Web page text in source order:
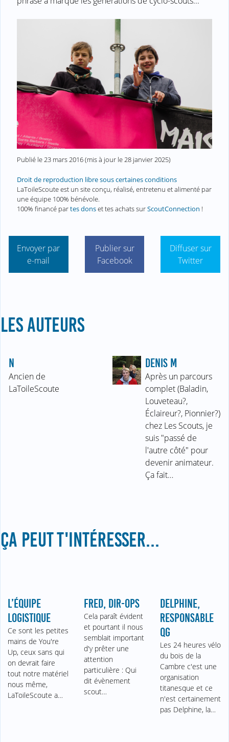
Publié le23 mars 2016(mis à jour le28 janvier 2025)
Droit de reproduction libre sous certaines conditions
LaToileScoute est un site conçu, réalisé, entretenu et alimenté par
une équipe 100% bénévole.
100% financé partes donset tes achats surScoutConnection !
Envoyer par
e-mail
Publier sur
Facebook
Diffuser sur
Twitter
LES AUTEURS
N
Ancien de
LaToileScoute
DENIS M
Après un parcours
complet (Baladin,
Louveteau?,
Éclaireur?, Pionnier?)
chez Les Scouts, je
suis "passé de
l'autre côté" pour
devenir animateur.
Ça fait…
ÇA PEUT T'INTÉRESSER...
L’ÉQUIPE
LOGISTIQUE
Ce sont les petites
mains de You're
Up, ceux sans qui
on devrait faire
tout notre matériel
nous même,
LaToileScoute a…
FRED, DIR-OPS
Cela paraît évident
et pourtant il nous
semblait important
d'y prêter une
attention
particulière : Qui
dit évènement
scout…
DELPHINE,
RESPONSABLE
QG
Les 24 heures vélo
du bois de la
Cambre c'est une
organisation
titanesque et ce
n'est certainement
pas Delphine, la…